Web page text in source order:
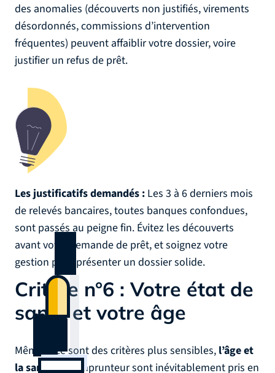
des anomalies (découverts non justifiés, virements
désordonnés, commissions d’intervention
fréquentes) peuvent affaiblir votre dossier, voire
justifier un refus de prêt.
Les justificatifs demandés : Les 3 à 6 derniers mois
de relevés bancaires, toutes banques confondues,
sont passés au peigne fin. Évitez les découverts
avant votre demande de prêt, et soignez votre
gestion pour présenter un dossier solide.
Critère n°6 : Votre état de
santé et votre âge
Même si ce sont des critères plus sensibles, l’âge et
la santéde l’emprunteur sont inévitablement pris en